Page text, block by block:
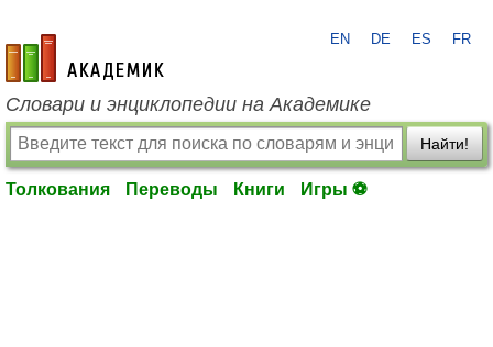
academic.ru
EN DE ES FR
Словари и энциклопедии на Академике
Найти!
Толкования Переводы Книги Игры ⚽